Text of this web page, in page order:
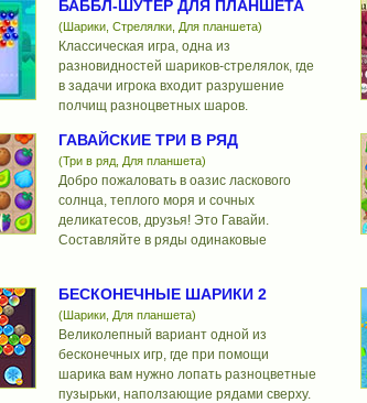
БАББЛ-ШУТЕР ДЛЯ ПЛАНШЕТА
(Шарики, Стрелялки, Для планшета)
Классическая игра, одна из
разновидностей шариков-стрелялок, где
в задачи игрока входит разрушение
полчищ разноцветных шаров.
ГАВАЙСКИЕ ТРИ В РЯД
(Три в ряд, Для планшета)
Добро пожаловать в оазис ласкового
солнца, теплого моря и сочных
деликатесов, друзья! Это Гавайи.
Составляйте в ряды одинаковые
БЕСКОНЕЧНЫЕ ШАРИКИ 2
(Шарики, Для планшета)
Великолепный вариант одной из
бесконечных игр, где при помощи
шарика вам нужно лопать разноцветные
пузырьки, наползающие рядами сверху.